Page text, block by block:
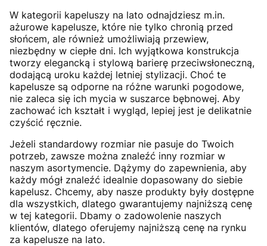
W kategorii kapeluszy na lato odnajdziesz m.in.
ażurowe kapelusze, które nie tylko chronią przed
słońcem, ale również umożliwiają przewiew,
niezbędny w ciepłe dni. Ich wyjątkowa konstrukcja
tworzy elegancką i stylową barierę przeciwsłoneczną,
dodającą uroku każdej letniej stylizacji. Choć te
kapelusze są odporne na różne warunki pogodowe,
nie zaleca się ich mycia w suszarce bębnowej. Aby
zachować ich kształt i wygląd, lepiej jest je delikatnie
czyścić ręcznie.
Jeżeli standardowy rozmiar nie pasuje do Twoich
potrzeb, zawsze można znaleźć inny rozmiar w
naszym asortymencie. Dążymy do zapewnienia, aby
każdy mógł znaleźć idealnie dopasowany do siebie
kapelusz. Chcemy, aby nasze produkty były dostępne
dla wszystkich, dlatego gwarantujemy najniższą cenę
w tej kategorii. Dbamy o zadowolenie naszych
klientów, dlatego oferujemy najniższą cenę na rynku
za kapelusze na lato.